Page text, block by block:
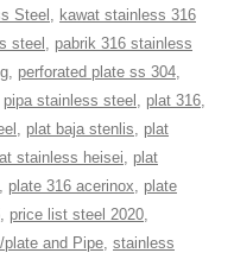
Steel , kawat stainless 316
steel , pabrik 316 stainless
, perforated plate ss 304,
pipa stainless steel , plat 316,
, plat baja stenlis, plat
stainless heisei, plat
, plate 316 acerinox, plate
, price list steel 2020,
plate and Pipe, stainless